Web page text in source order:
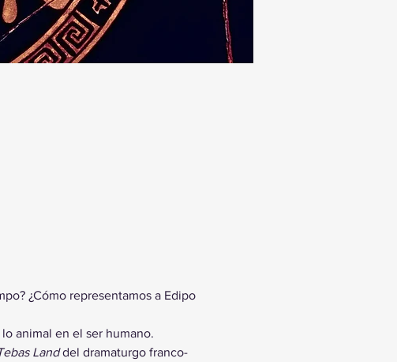
¿Cómo representamos a Edipo
animal en el ser humano.
Land del dramaturgo franco-